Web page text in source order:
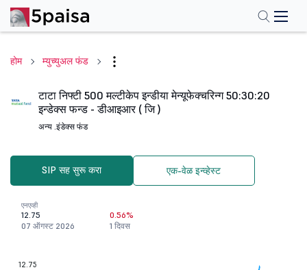
होम म्युच्युअल फंड
टाटा निफ्टी 500 मल्टीकेप इन्डीया मेन्यूफेक्चरिन्ग 50:30:20
इन्डेक्स फन्ड - डीआइआर ( जि )
अन्य .इंडेक्स फंड
SIP सह सुरू करा एक-वेळ इन्व्हेस्ट
एनएव्ही
12.75
07 ऑगस्ट 2026
0.56%
1 दिवस
12.75